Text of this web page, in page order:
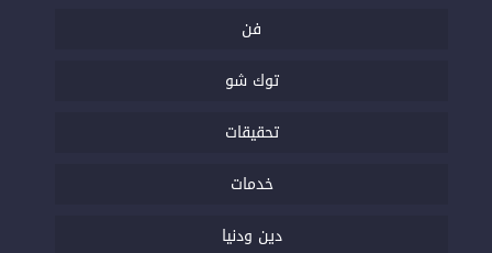
فن
توك شو
تحقيقات
خدمات
دين ودنيا